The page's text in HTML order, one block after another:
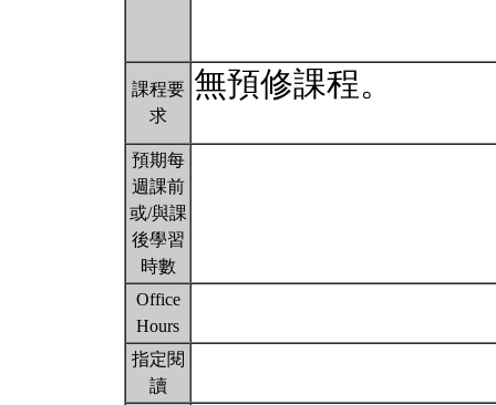
課程要
求
無預修課程。
預期每
週課前
或/與課
後學習
時數
Office
Hours
指定閱
讀